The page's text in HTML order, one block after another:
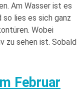
Am Wasser ist es
so lies es sich ganz
Wobei
zu sehen ist. Sobald
Februar